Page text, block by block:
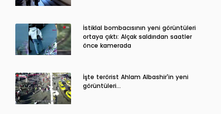
İstiklal bombacısının yeni görüntüleri
ortaya çıktı: Alçak saldırıdan saatler
önce kamerada
İşte terörist Ahlam Albashir'in yeni
görüntüleri…